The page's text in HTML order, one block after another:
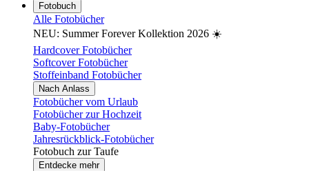
Fotobuch
Alle Fotobücher
NEU: Summer Forever Kollektion 2026 ☀️
Hardcover Fotobücher
Softcover Fotobücher
Stoffeinband Fotobücher
Nach Anlass
Fotobücher vom Urlaub
Fotobücher zur Hochzeit
Baby-Fotobücher
Jahresrückblick-Fotobücher
Fotobuch zur Taufe
Entdecke mehr